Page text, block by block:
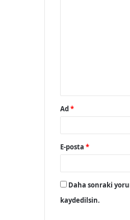
Ad*
E-posta *
Daha sonraki
kaydedilsin.